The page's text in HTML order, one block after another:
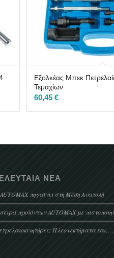
Εξολκέας Μπεκ
Τεμαχίων
60,45€
ΝΈΑ
πηγαίνει στη Μέση Ανατολή
προϊόντων AUTOMAX με
Πλεονεκτήματα και…